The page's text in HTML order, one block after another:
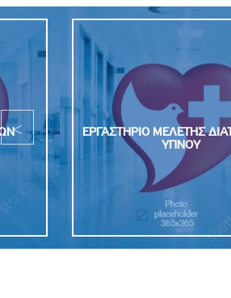
ΕΡΓΑΣΤΗΡΙΟ ΜΕΛΕΤΗΣ
ΥΠΝΟΥ